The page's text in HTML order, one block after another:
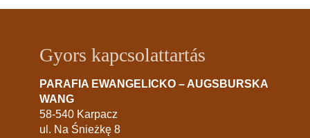
Gyors kapcsolattartás
PARAFIA EWANGELICKO – AUGSBURSKA
WANG
58-540 Karpacz
ul. Na Śnieżkę 8